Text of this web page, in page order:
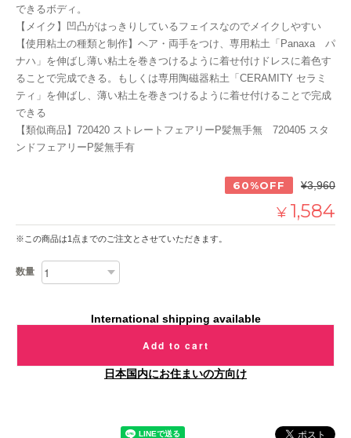
できるボディ。
【メイク】凹凸がはっきりしているフェイスなのでメイクしやすい
【使用粘土の種類と制作】ヘア・両手をつけ、専用粘土「Panaxa パ
ナハ」を伸ばし薄い粘土を巻きつけるように着せ付けドレスに着色す
ることで完成できる。もしくは専用陶磁器粘土「CERAMITY セラミ
ティ」を伸ばし、薄い粘土を巻きつけるように着せ付けることで完成
できる
【類似商品】720420 ストレートフェアリーP髪無手無 720405 スタ
ンドフェアリーP髪無手有
60%OFF ¥3,960
¥ 1,584
※この商品は1点までのご注文とさせていただきます。
数量
International shipping available
Add to cart
日本国内にお住まいの方向け